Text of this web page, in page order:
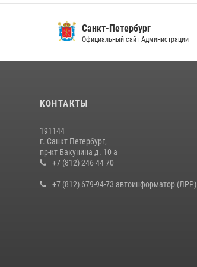
Санкт-Петербург
Официальный сайт Администрации
КОНТАКТЫ
191144
г. Санкт Петербург,
пр-кт Бакунина д. 10 а
+7 (812) 246-44-70
+7 (812) 679-94-73 автоинформатор (ЛРР)